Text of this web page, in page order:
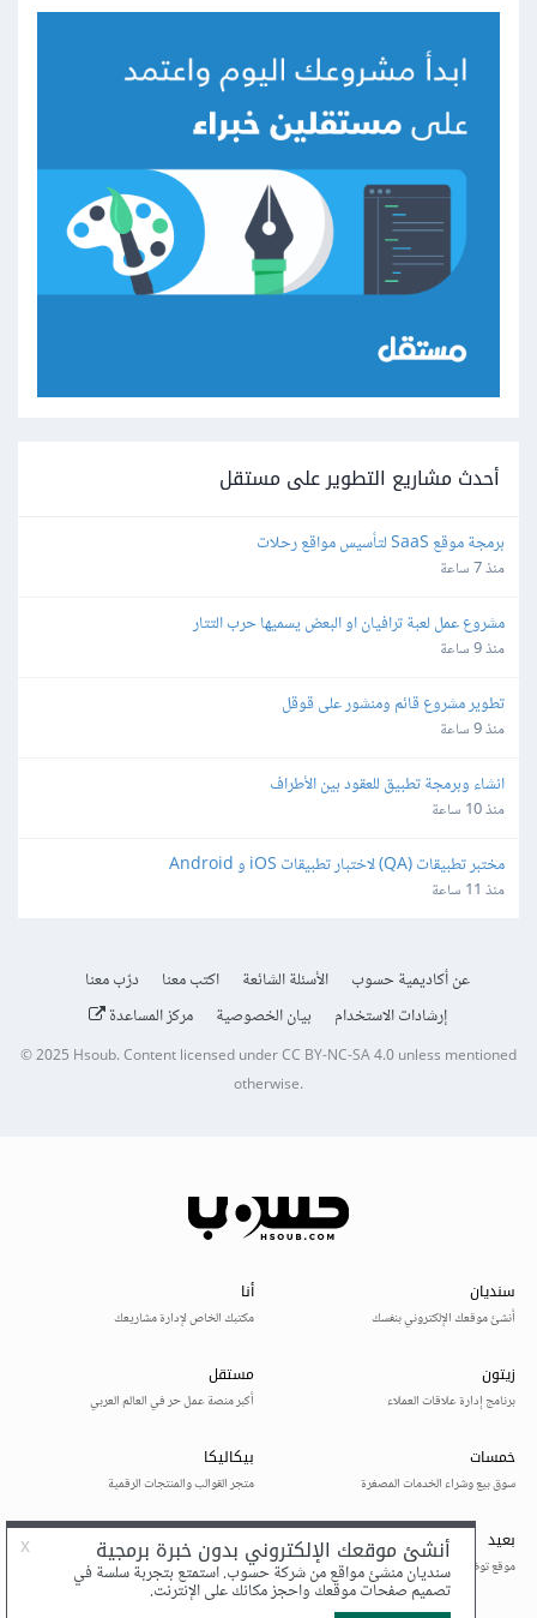
أحدث مشاريع التطوير على مستقل
برمجة موقع SaaS لتأسيس مواقع رحلات
منذ 7 ساعة
مشروع عمل لعبة ترافيان او البعض يسميها حرب التتار
منذ 9 ساعة
تطوير مشروع قائم ومنشور على قوقل
منذ 9 ساعة
انشاء وبرمجة تطبيق للعقود بين الأطراف
منذ 10 ساعة
مختبر تطبيقات (QA) لاختبار تطبيقات iOS و Android
منذ 11 ساعة
عن أكاديمية حسوب الأسئلة الشائعة اكتب معنا
درّب معنا
إرشادات الاستخدام
بيان الخصوصية مركز المساعدة
© 2025 Hsoub.Content licensed underCC BY-NC-SA 4.0unless mentioned
otherwise.